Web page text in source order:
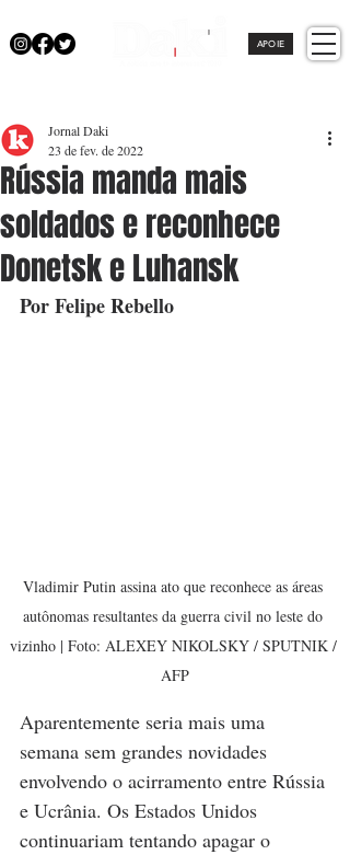
APOIE
Rússia manda mais
soldados e reconhece
Donetsk e Luhansk
Jornal Daki
23 de fev. de 2022
Por Felipe Rebello
Vladimir Putin assina ato que reconhece as áreas
autônomas resultantes da guerra civil no leste do
vizinho | Foto: ALEXEY NIKOLSKY / SPUTNIK /
AFP
Aparentemente seria mais uma
semana sem grandes novidades
envolvendo o acirramento entre Rússia
e Ucrânia. Os Estados Unidos
continuariam tentando apagar o